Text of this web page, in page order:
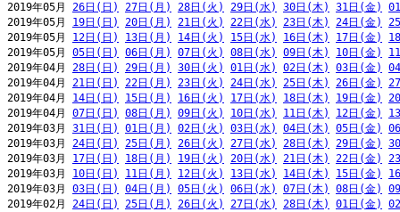
2019年05月 26日(日) 27日(月) 28日(火) 29日(水) 30日(木) 31日(金)
2019年05月 19日(日) 20日(月) 21日(火) 22日(水) 23日(木) 24日(金)
2019年05月 12日(日) 13日(月) 14日(火) 15日(水) 16日(木) 17日(金)
2019年05月 05日(日) 06日(月) 07日(火) 08日(水) 09日(木) 10日(金)
2019年04月 28日(日) 29日(月) 30日(火) 01日(水) 02日(木) 03日(金)
2019年04月 21日(日) 22日(月) 23日(火) 24日(水) 25日(木) 26日(金)
2019年04月 14日(日) 15日(月) 16日(火) 17日(水) 18日(木) 19日(金)
2019年04月 07日(日) 08日(月) 09日(火) 10日(水) 11日(木) 12日(金)
2019年03月 31日(日) 01日(月) 02日(火) 03日(水) 04日(木) 05日(金)
2019年03月 24日(日) 25日(月) 26日(火) 27日(水) 28日(木) 29日(金)
2019年03月 17日(日) 18日(月) 19日(火) 20日(水) 21日(木) 22日(金)
2019年03月 10日(日) 11日(月) 12日(火) 13日(水) 14日(木) 15日(金)
2019年03月 03日(日) 04日(月) 05日(火) 06日(水) 07日(木) 08日(金)
2019年02月 24日(日) 25日(月) 26日(火) 27日(水) 28日(木) 01日(金)